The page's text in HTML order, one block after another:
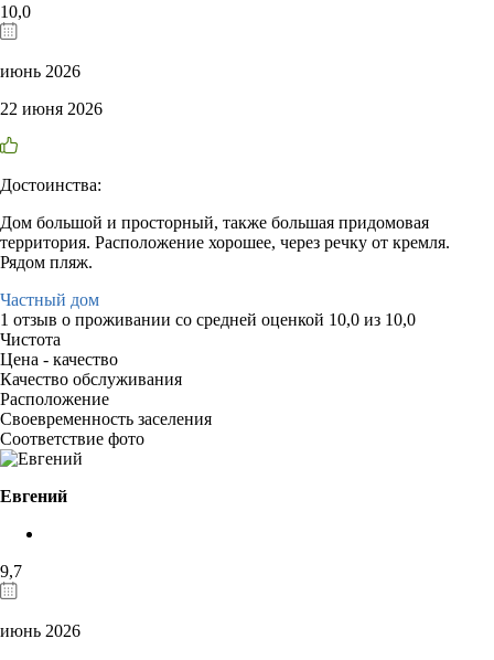
10,0
июнь 2026
22 июня 2026
Достоинства:
Дом большой и просторный, также большая придомовая
территория. Расположение хорошее, через речку от кремля.
Рядом пляж.
Частный дом
1 отзыв о проживании со средней оценкой 10,0 из 10,0
Чистота
Цена - качество
Качество обслуживания
Расположение
Своевременность заселения
Соответствие фото
Евгений
9,7
июнь 2026